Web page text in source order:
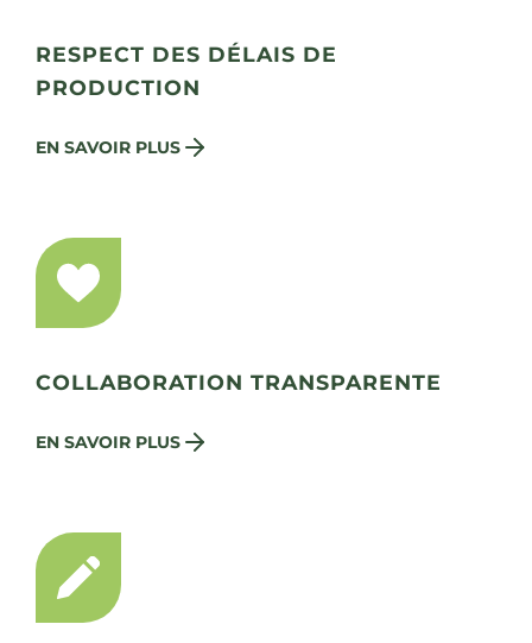
RESPECT DES DÉLAIS DE
PRODUCTION
EN SAVOIR PLUS
COLLABORATION TRANSPARENTE
EN SAVOIR PLUS